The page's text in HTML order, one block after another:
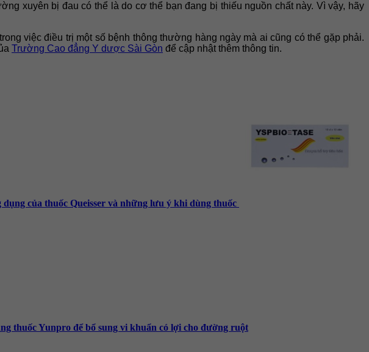
xuyên bị đau có thể là do cơ thể bạn đang bị thiếu nguồn chất này. Vì vậy, hãy
việc điều trị một số bệnh thông thường hàng ngày mà ai cũng có thể gặp phải.
Trường Cao đẳng Y dược Sài Gòn để cập nhật thêm thông tin.
dụng của thuốc Queisser và những lưu ý khi dùng thuốc
thuốc Yunpro để bổ sung vi khuẩn có lợi cho đường ruột